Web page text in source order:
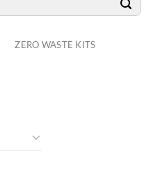
ZERO WASTE KITS